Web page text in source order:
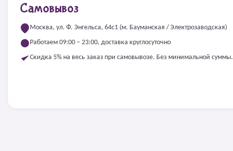
Самовывоз
Москва, ул. Ф. Энгельса, 64с1 (м. Бауманская / Электрозаводская)
Работаем 09:00 – 23:00, доставка круглосуточно
Скидка 5% на весь заказ при самовывозе. Без минимальной суммы.